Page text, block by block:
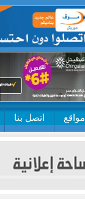
مواقع اتصل بنا